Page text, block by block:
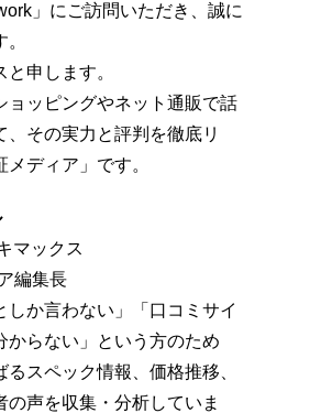
」にご訪問いただき、誠に
申します。
ョッピングやネット通販で話
、その実力と評判を徹底リ
ディア」です。
マックス
編集長
しか言わない」「口コミサイ
からない」という方のため
スペック情報、価格推移、
の声を収集・分析していま